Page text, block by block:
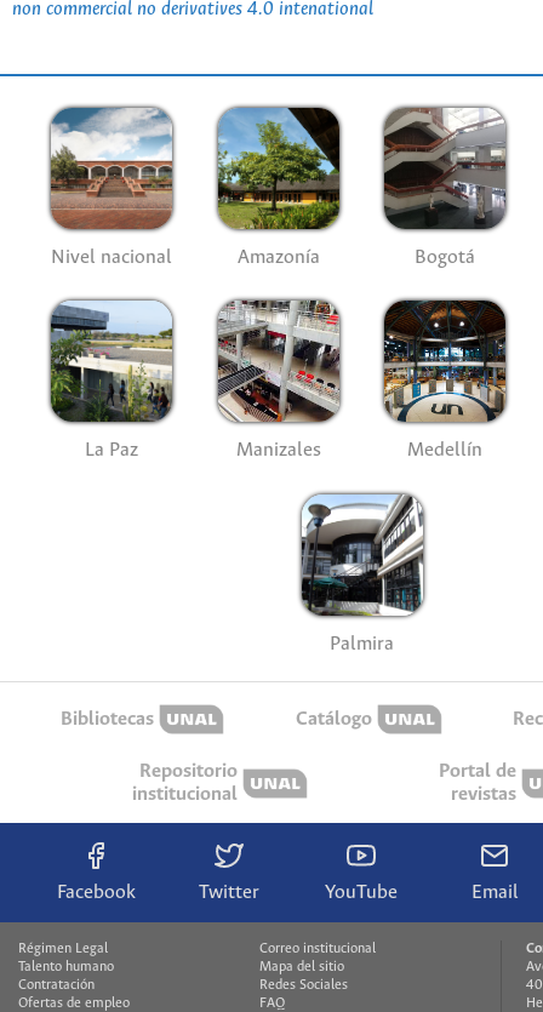
non commercial no derivatives 4.0 intenational
Nivel nacional Amazonía Bogotá
La Paz Manizales Medellín
Palmira
Bibliotecas Catálogo
Repositorio
institucional
Portal de
revistas
Facebook Twitter YouTube Email
Régimen Legal
Talento humano
Contratación
Ofertas de empleo
Correo institucional
Mapa del sitio
Redes Sociales
FAQ